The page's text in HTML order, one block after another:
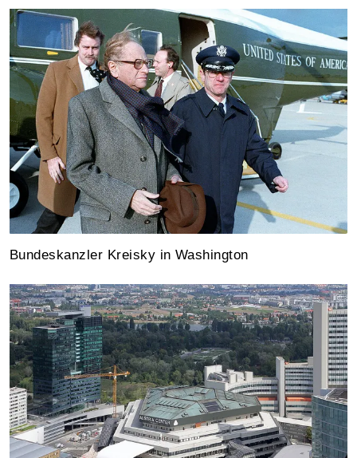
Bundeskanzler Kreisky in Washington